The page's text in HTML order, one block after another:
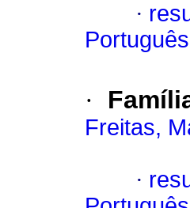
·
Português
·
Freitas,
·